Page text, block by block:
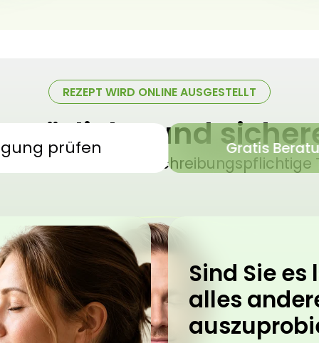
REZEPT WIRD ONLINE AUSGESTELLT
und
Cannabis – verschreibungspflichtige
prüfen Gratis
Sind Sie es
alles